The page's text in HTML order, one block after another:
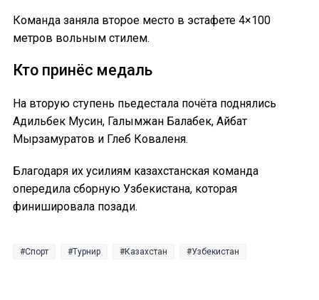
Команда заняла второе место в эстафете 4×100
метров вольным стилем.
Кто принёс медаль
На вторую ступень пьедестала почёта поднялись
Адильбек Мусин, Галымжан Балабек, Айбат
Мырзамуратов и Глеб Коваленя.
Благодаря их усилиям казахстанская команда
опередила сборную Узбекистана, которая
финишировала позади.
Спорт Турнир Казахстан Узбекистан